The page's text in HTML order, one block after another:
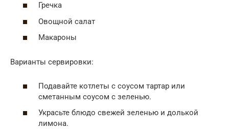
Гречка
Овощной салат
Макароны
Варианты сервировки:
Подавайте котлеты с соусом тартар или
сметанным соусом с зеленью.
Украсьте блюдо свежей зеленью и долькой
лимона.